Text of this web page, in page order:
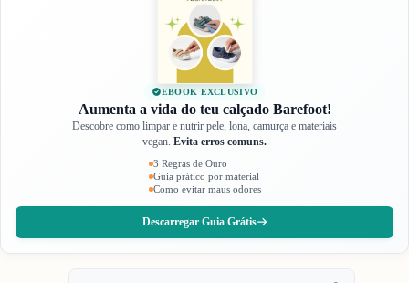
EBOOK EXCLUSIVO
Aumenta a vida do teu calçado Barefoot!
Descobre como limpar e nutrir pele, lona, camurça e materiais
vegan. Evita erros comuns.
3 Regras de Ouro
Guia prático por material
Como evitar maus odores
Descarregar Guia Grátis